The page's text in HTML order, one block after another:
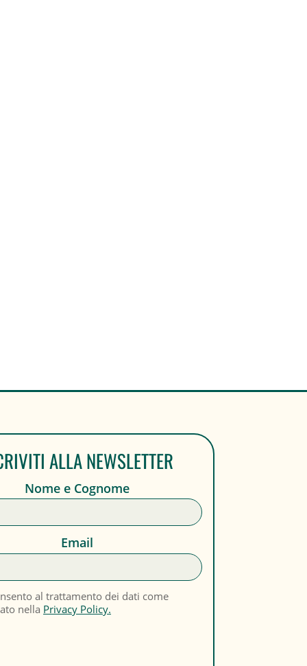
ALLA NEWSLETTER
Nome e Cognome
Email
al trattamento dei dati come
nella Privacy Policy.